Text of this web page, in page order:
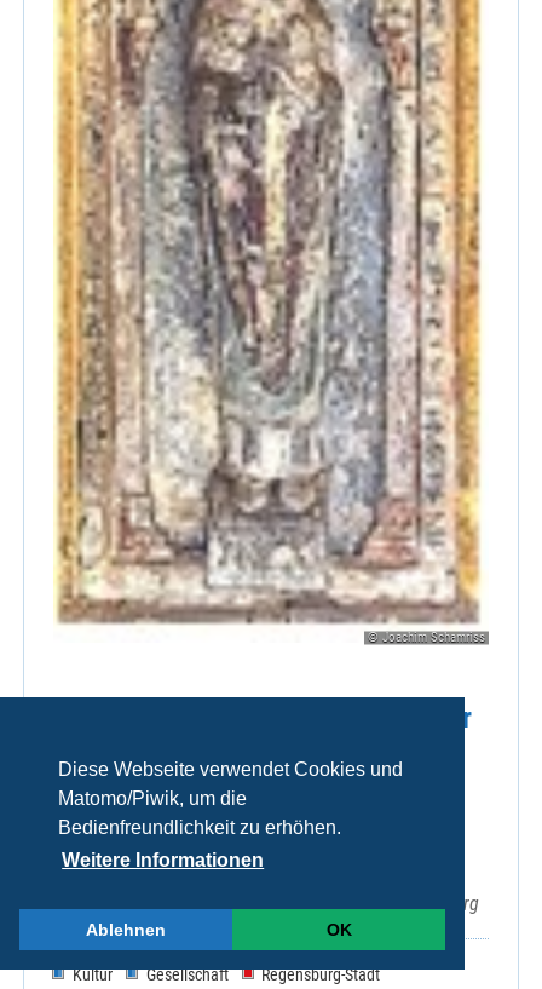
Diese Webseite verwendet Cookies und
Matomo/Piwik, um die
Bedienfreundlichkeit zu erhöhen.
Weitere Informationen
Ablehnen OK
© Joachim Schamriss
Führungen durch die Schatzkammer
und die östlichen Krypten
(Emmerams-(Ring-)) und
Ramwoldkrypta.
Sa 08.08.2026, 15:00 Uhr
EmmeramForum, Emmeramsplatz 3, 93047 Regensburg
Kultur Gesellschaft Regensburg-Stadt